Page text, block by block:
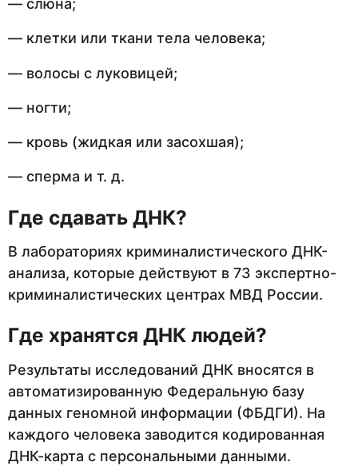
— слюна;
— клетки или ткани тела человека;
— волосы с луковицей;
— ногти;
— кровь (жидкая или засохшая);
— сперма и т. д.
Где сдавать ДНК?
В лабораториях криминалистического ДНК-
анализа, которые действуют в 73 экспертно-
криминалистических центрах МВД России.
Где хранятся ДНК людей?
Результаты исследований ДНК вносятся в
автоматизированную Федеральную базу
данных геномной информации (ФБДГИ). На
каждого человека заводится кодированная
ДНК-карта с персональными данными.